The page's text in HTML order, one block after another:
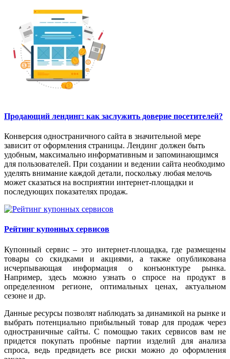
Продающий лендинг: как заслужить доверие посетителей?
Конверсия одностраничного сайта в значительной мере
зависит от оформления страницы. Лендинг должен быть
удобным, максимально информативным и запоминающимся
для пользователей. При создании и ведении сайта необходимо
уделять внимание каждой детали, поскольку любая мелочь
может сказаться на восприятии интернет-площадки и
последующих показателях продаж.
Рейтинг купонных сервисов
Купонный сервис – это интернет-площадка, где размещены
товары со скидками и акциями, а также опубликована
исчерпывающая информация о конъюнктуре рынка.
Например, здесь можно узнать о спросе на продукт в
определенном регионе, оптимальных ценах, актуальном
сезоне и др.
Данные ресурсы позволят наблюдать за динамикой на рынке и
выбрать потенциально прибыльный товар для продаж через
одностраничные сайты. С помощью таких сервисов вам не
придется покупать пробные партии изделий для анализа
спроса, ведь предвидеть все риски можно до оформления